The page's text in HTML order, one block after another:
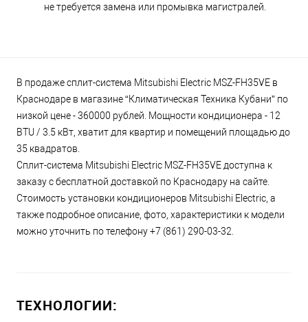
не требуется замена или промывка магистралей.
В продаже сплит-система Mitsubishi Electric MSZ-FH35VE в
Краснодаре в магазине “Климатическая Техника Кубани” по
низкой цене - 360000 рублей. Мощности кондиционера - 12
BTU / 3.5 кВт, хватит для квартир и помещений площадью до
35 квадратов.
Сплит-система Mitsubishi Electric MSZ-FH35VE доступна к
заказу с бесплатной доставкой по Краснодару на сайте.
Стоимость установки кондиционеров Mitsubishi Electric, а
также подробное описание, фото, характеристики к модели
можно уточнить по телефону +7 (861) 290-03-32.
ТЕХНОЛОГИИ: